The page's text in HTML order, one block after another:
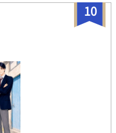
10